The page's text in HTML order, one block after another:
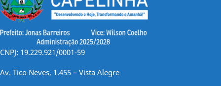
CNPJ: 19.229.921/0001-59
Av. Tico Neves, 1.455 – Vista Alegre